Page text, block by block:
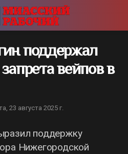
поддержал
вейпов в
23 августа 2025 г.
поддержку
Нижегородской